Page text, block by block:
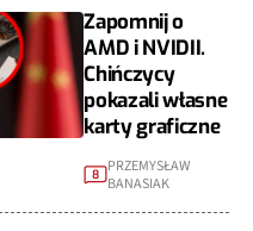
Zapomnij o
AMD i NVIDII.
Chińczycy
pokazali własne
karty graficzne
8
PRZEMYSŁAW
BANASIAK